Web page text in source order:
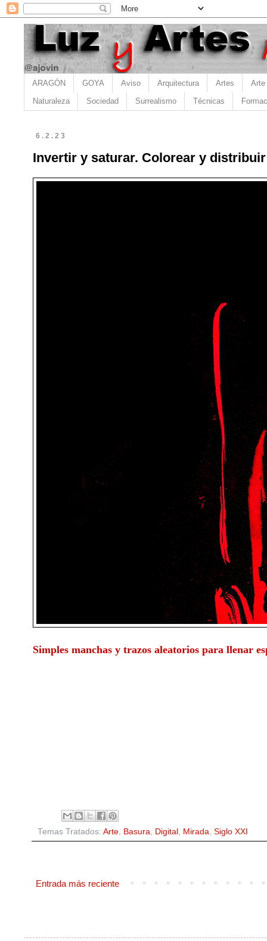
ARAGÓN GOYA Aviso Arquitectura Artes Arte
Naturaleza Sociedad Surrealismo Técnicas
6.2.23
Invertir y saturar. Colorear y distribuir
Simples manchas y trazos aleatorios para llenar
Temas Tratados: Arte Basura Digital Mirada Siglo XXI
Entrada más reciente